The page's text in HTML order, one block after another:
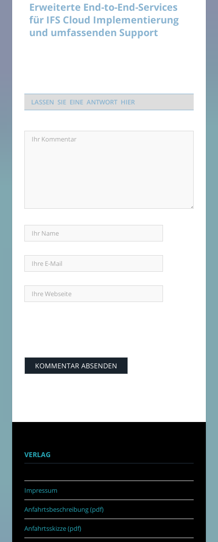
Erweiterte End-to-End-Services
für IFS Cloud Implementierung
und umfassenden Support
LASSEN SIE EINE ANTWORT HIER
VERLAG
Impressum
Anfahrtsbeschreibung (pdf)
Anfahrtsskizze (pdf)